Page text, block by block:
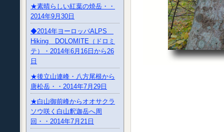
★素晴らしい紅葉の焼岳・・
2014年9月30日
◆2014年ヨーロッパALPS
Hiking DOLOMITE（ドロミ
テ）・2014年6月16日から26
日
★後立山連峰・八方尾根から
唐松岳・・2014年7月29日
★白山御前峰からオオサクラ
ソウ咲く白山釈迦岳へ周
回・・2014年7月21日